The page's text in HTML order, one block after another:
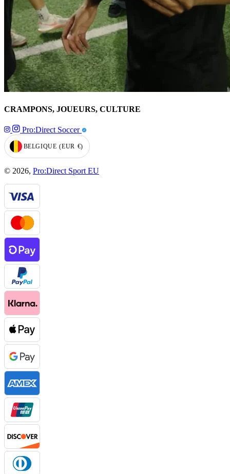
CRAMPONS, JOUEURS, CULTURE
Pro:Direct Soccer
GEOLOCATION BUTTON: BELGIQUE, EUR, €
BELGIQUE (EUR €)
© 2026, Pro:Direct Sport EU